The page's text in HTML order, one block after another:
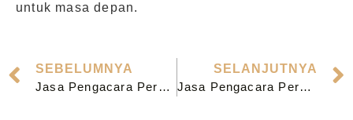
untuk masa depan.
SEBELUMNYA
Jasa Pengacara Perceraian Muslim di Probolinggo
SELANJUTNYA
Jasa Pengacara Perceraian Muslim di Tulungagung